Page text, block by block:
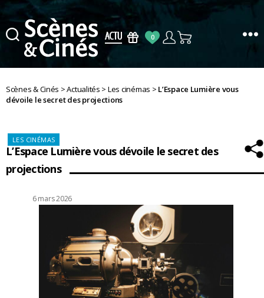
Cinés
0
Scènes & Cinés >Actualités > Les cinémas > L’Espace Lumière vous
dévoile le secret des projections
Catégories
LES CINÉMAS
L’Espace Lumière vous dévoile le secret des
projections
Date6 mars 2026